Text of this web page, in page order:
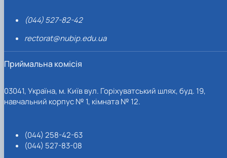
(044) 527-82-42
rectorat@nubip.edu.ua
Приймальна комісія
03041, Україна, м. Київ вул. Горіхуватський шлях, буд. 19,
навчальний корпус № 1, кімната № 12.
(044) 258-42-63
(044) 527-83-08